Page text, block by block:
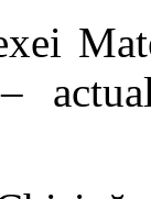
–